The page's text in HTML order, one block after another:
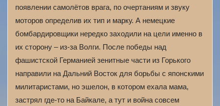
появлении самолётов врага, по очертаниям и звуку
моторов определив их тип и марку. А немецкие
бомбардировщики нередко заходили на цели именно в
их сторону – из-за Волги. После победы над
фашистской Германией зенитные части из Горького
направили на Дальний Восток для борьбы с японскими
милитаристами, но эшелон, в котором ехала мама,
застрял где-то на Байкале, а тут и война совсем